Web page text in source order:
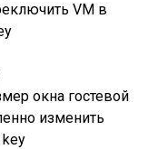
VM в
окна гостевой
изменить